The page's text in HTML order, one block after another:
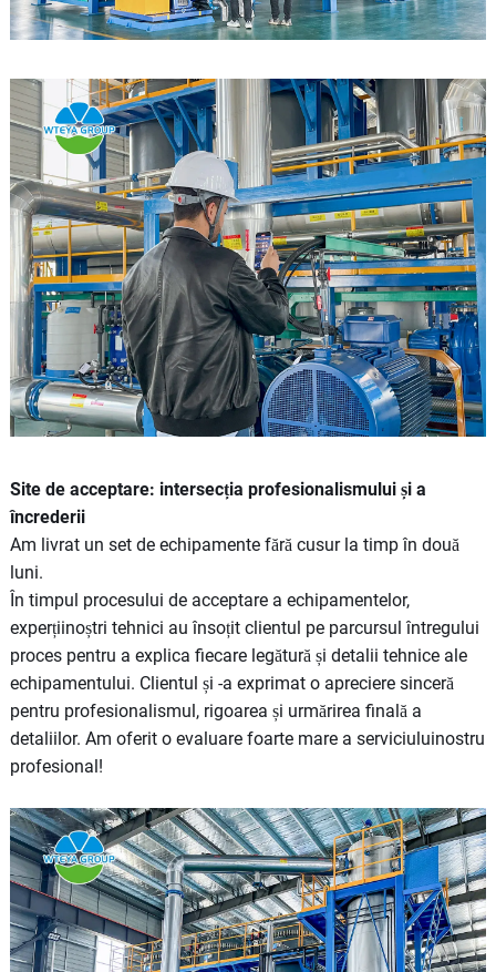
Site de acceptare: intersecția profesionalismului și a
încrederii
Am livrat un set de echipamente fără cusur la timp în două
luni.
În timpul procesului de acceptare a echipamentelor,
experțiinoștri tehnici au însoțit clientul pe parcursul întregului
proces pentru a explica fiecare legătură și detalii tehnice ale
echipamentului. Clientul și -a exprimat o apreciere sinceră
pentru profesionalismul, rigoarea și urmărirea finală a
detaliilor. Am oferit o evaluare foarte mare a serviciuluinostru
profesional!